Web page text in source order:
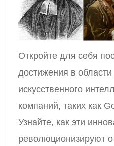
Откройте для себя
достижения в области
искусственного
компаний, таких как
Узнайте, как эти
революционизируют